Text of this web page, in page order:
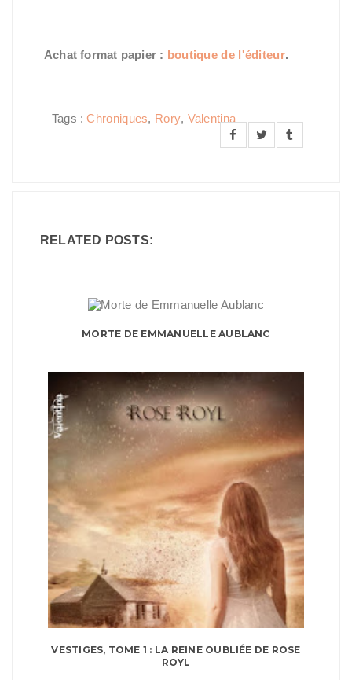
Achat format papier : boutique de l'éditeur.
Tags :Chroniques, Rory, Valentina
RELATED POSTS:
MORTE DE EMMANUELLE AUBLANC
VESTIGES, TOME 1 : LA REINE OUBLIÉE DE ROSE
ROYL